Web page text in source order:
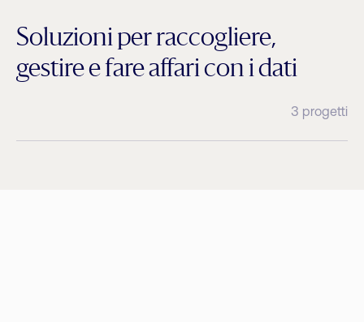
Soluzioni per raccogliere,
gestire e fare affari con i dati
3 progetti